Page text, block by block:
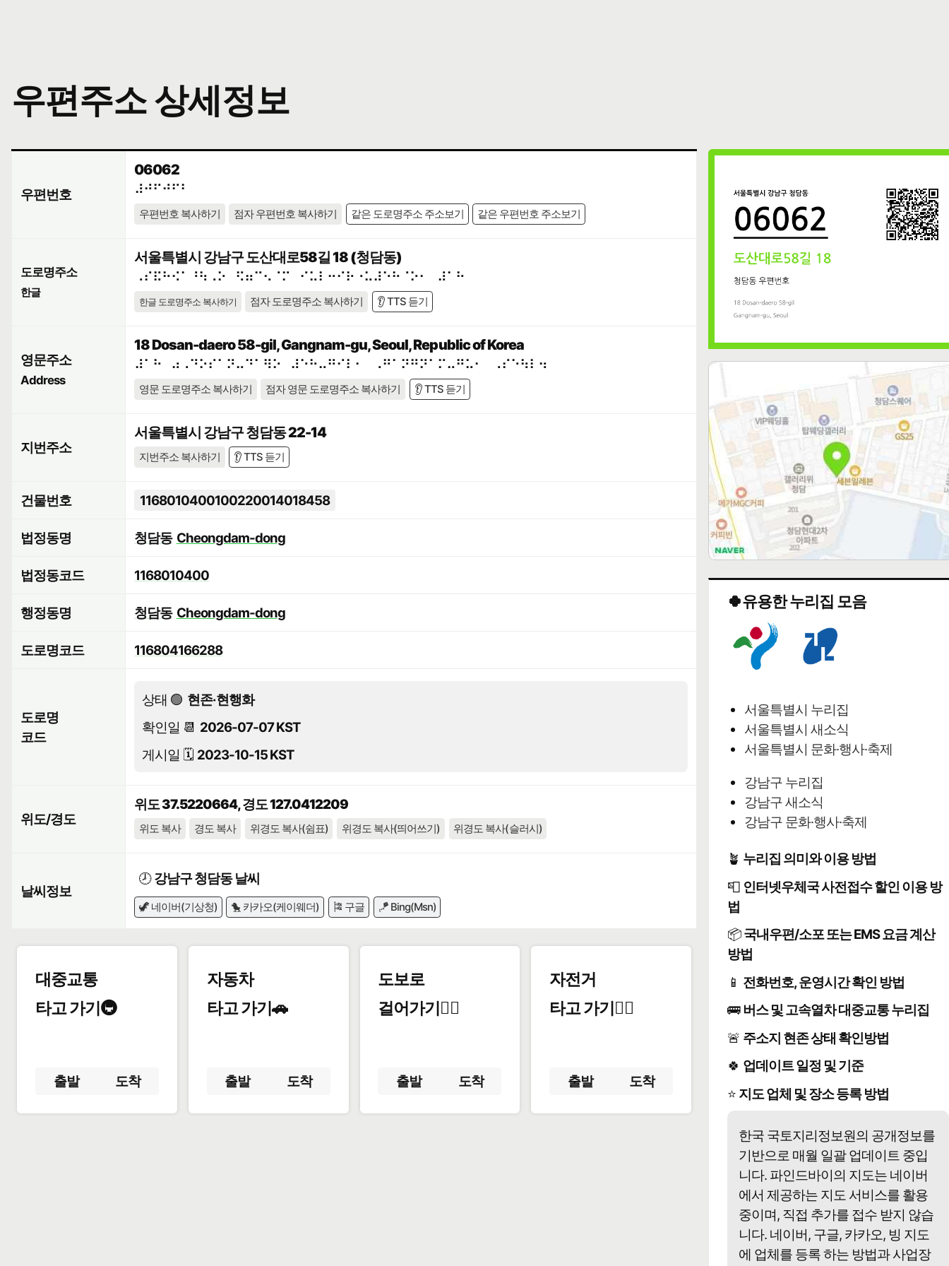
우편주소 상세정보
우편번호
06062
⠼⠚⠋⠚⠋⠃
우편번호 복사하기 점자 우편번호 복사하기 같은 도로명주소 주소보기 같은 우편번호 주소보기
도로명주소
한글
서울특별시 강남구 도산대로58길 18 (청담동)
⠠⠎⠯⠓⠪⠁⠘⠳⠠⠕⠀⠫⠶⠉⠢⠈⠍⠀⠊⠥⠇⠒⠊⠗⠐⠥⠼⠑⠓⠈⠕⠂⠀⠼⠁⠓
한글 도로명주소 복사하기 점자 도로명주소 복사하기 👂 TTS 듣기
영문주소
Address
18 Dosan-daero 58-gil, Gangnam-gu, Seoul, Republic of Korea
⠼⠁⠓⠀⠴⠠⠙⠕⠎⠁⠝⠤⠙⠁⠻⠕⠀⠼⠑⠓⠤⠛⠊⠇⠂⠀⠠⠛⠁⠝⠛⠝⠁⠍⠤⠛⠥⠂⠀⠠⠎⠑⠳⠇⠲
영문 도로명주소 복사하기 점자 영문 도로명주소 복사하기 👂 TTS 듣기
지번주소
서울특별시 강남구 청담동 22-14
지번주소 복사하기 👂 TTS 듣기
건물번호 1168010400100220014018458
법정동명 청담동 Cheongdam-dong
법정동코드 1168010400
행정동명 청담동 Cheongdam-dong
도로명코드 116804166288
도로명
코드
상태 🟢 현존·현행화
확인일 📆 2026-07-07 KST
게시일 🗓️ 2023-10-15 KST
위도/경도
위도 37.5220664, 경도 127.0412209
위도 복사 경도 복사 위경도 복사(쉼표) 위경도 복사(띄어쓰기) 위경도 복사(슬러시)
날씨정보
🕗강남구 청담동 날씨
🦖 네이버(기상청) 🐤 카카오(케이웨더) 🎏 구글 🪁 Bing(Msn)
대중교통
타고 가기🚇
출발 도착
자동차
타고 가기🚗
출발 도착
도보로
걸어가기🚶‍♂️
출발 도착
자전거
타고 가기🚴‍♀️
출발 도착
🍀유용한 누리집 모음
서울특별시 누리집
서울특별시 새소식
서울특별시 문화·행사·축제
강남구 누리집
강남구 새소식
강남구 문화·행사·축제
🪴 누리집 의미와 이용 방법
📮 인터넷우체국 사전접수 할인 이용 방
법
📦국내우편/소포 또는 EMS 요금 계산
방법
📱 전화번호, 운영시간 확인 방법
🚌버스 및 고속열차 대중교통 누리집
🚨 주소지 현존 상태 확인방법
🍀 업데이트 일정 및 기준
⭐ 지도 업체 및 장소 등록 방법
한국 국토지리정보원의 공개정보를
기반으로 매월 일괄 업데이트 중입
니다. 파인드바이의 지도는 네이버
에서 제공하는 지도 서비스를 활용
중이며, 직접 추가를 접수 받지 않습
니다. 네이버, 구글, 카카오, 빙 지도
에 업체를 등록 하는 방법과 사업장